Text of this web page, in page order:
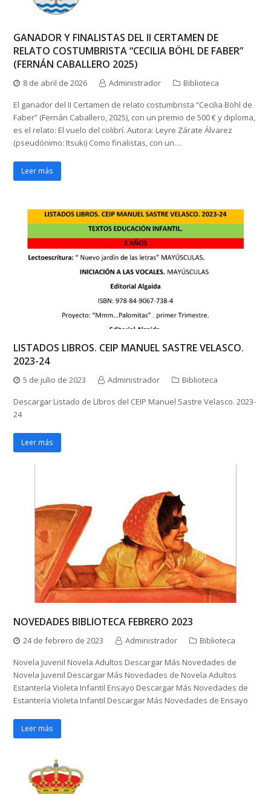
GANADOR Y FINALISTAS DEL II CERTAMEN DE
RELATO COSTUMBRISTA “CECILIA BÖHL DE FABER”
(FERNÁN CABALLERO 2025)
8 de abril de 2026 Administrador
Biblioteca
El ganador del II Certamen de relato costumbrista “Cecilia Böhl de
Faber” (Fernán Caballero, 2025), con un premio de 500 € y diploma,
es el relato: El vuelo del colibrí. Autora: Leyre Zárate Álvarez
(pseudónimo: Itsuki) Como finalistas, con un…
Leer más
LISTADOS LIBROS. CEIP MANUEL SASTRE VELASCO.
2023-24
5 de julio de 2023 Administrador
Biblioteca
Descargar Listado de LIbros del CEIP Manuel Sastre Velasco. 2023-
24
Leer más
NOVEDADES BIBLIOTECA FEBRERO 2023
24 de febrero de 2023 Administrador
Biblioteca
Novela Juvenil Novela Adultos Descargar Más Novedades de
Novela Juvenil Descargar Más Novedades de Novela Adultos
Estantería Violeta Infantil Ensayo Descargar Más Novedades de
Estantería Violeta Infantil Descargar Más Novedades de Ensayo
Leer más